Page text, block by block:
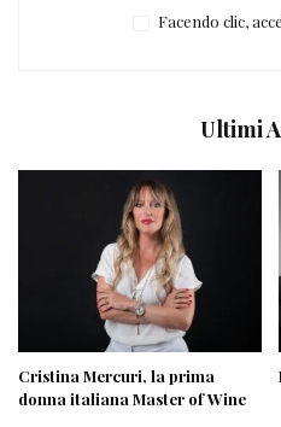
Facendo clic,
Ultimi
Cristina Mercuri, la prima
donna italiana Master of Wine